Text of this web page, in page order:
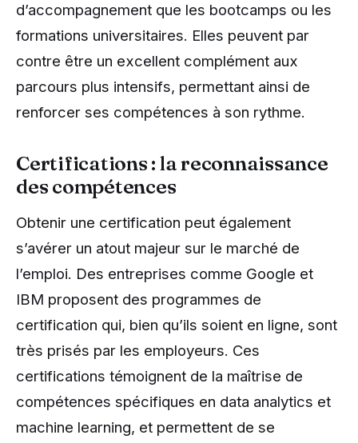
d’accompagnement que les bootcamps ou les
formations universitaires. Elles peuvent par
contre être un excellent complément aux
parcours plus intensifs, permettant ainsi de
renforcer ses compétences à son rythme.
Certifications : la reconnaissance
des compétences
Obtenir une certification peut également
s’avérer un atout majeur sur le marché de
l’emploi. Des entreprises comme Google et
IBM proposent des programmes de
certification qui, bien qu’ils soient en ligne, sont
très prisés par les employeurs. Ces
certifications témoignent de la maîtrise de
compétences spécifiques en data analytics et
machine learning, et permettent de se